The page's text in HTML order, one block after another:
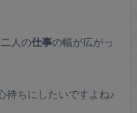
人の仕事の幅が広がっ
待ちにしたいですよね♪